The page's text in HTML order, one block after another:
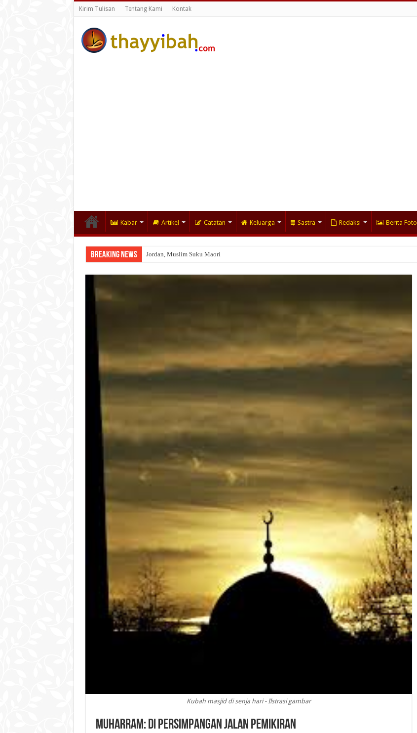
Kirim Tulisan Tentang Kami Kontak
Kabar Artikel Catatan Keluarga Sastra Redaksi Berita Foto
Breaking News Jordan, Muslim Suku Maori
Wakaf Emas Muktamar
Kubah masjid di senja hari - Ilstrasi gambar
Muharram: Di Persimpangan Jalan Pemikiran